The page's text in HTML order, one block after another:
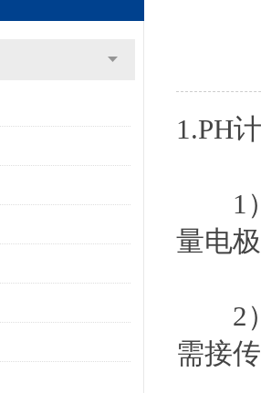
1.PH
1
量电
2
需接